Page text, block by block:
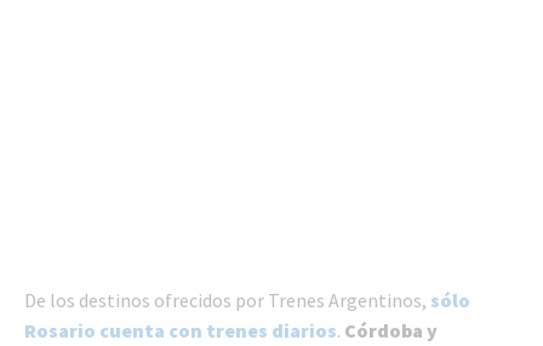
De los destinos ofrecidos por Trenes Argentinos, sólo
Rosario cuenta con trenes diarios. Córdoba y